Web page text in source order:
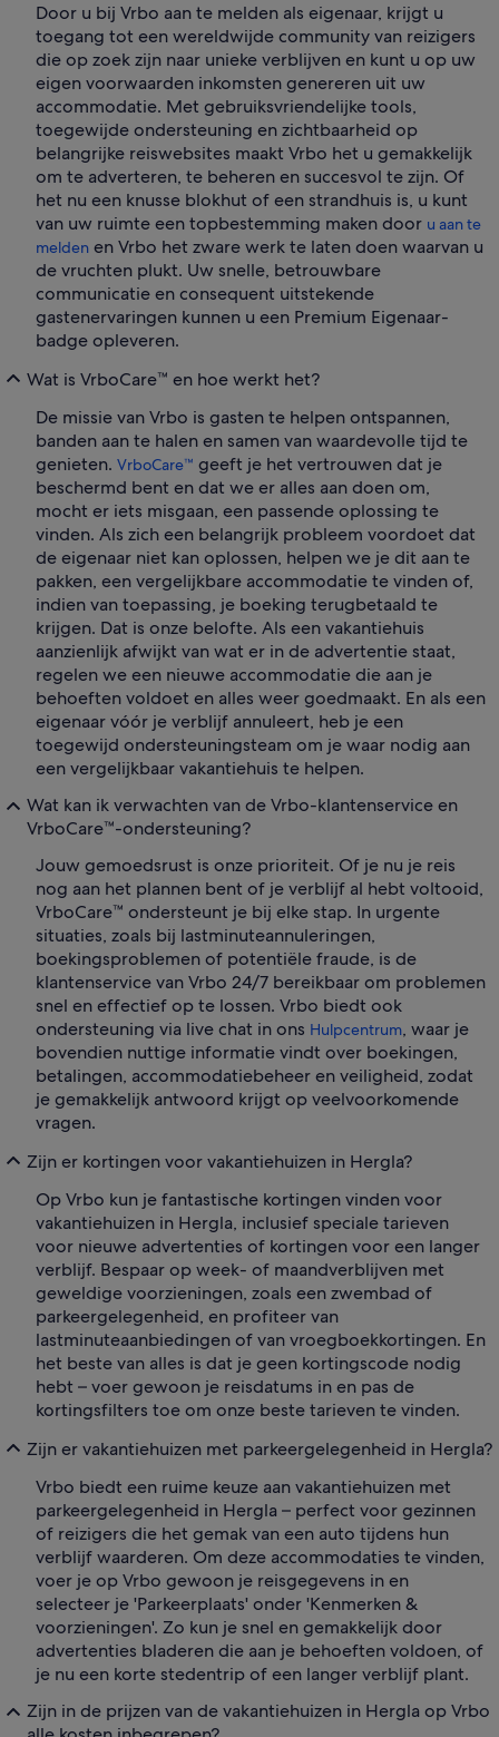
Door u bij Vrbo aan te melden als eigenaar, krijgt u
toegang tot een wereldwijde community van reizigers
die op zoek zijn naar unieke verblijven en kunt u op uw
eigen voorwaarden inkomsten genereren uit uw
accommodatie. Met gebruiksvriendelijke tools,
toegewijde ondersteuning en zichtbaarheid op
belangrijke reiswebsites maakt Vrbo het u gemakkelijk
om te adverteren, te beheren en succesvol te zijn. Of
het nu een knusse blokhut of een strandhuis is, u kunt
van uw ruimte een topbestemming maken door u aan te
melden en Vrbo het zware werk te laten doen waarvan u
de vruchten plukt. Uw snelle, betrouwbare
communicatie en consequent uitstekende
gastenervaringen kunnen u een Premium Eigenaar-
badge opleveren.
Wat is VrboCare™ en hoe werkt het?
De missie van Vrbo is gasten te helpen ontspannen,
banden aan te halen en samen van waardevolle tijd te
genieten. VrboCare™ geeft je het vertrouwen dat je
beschermd bent en dat we er alles aan doen om,
mocht er iets misgaan, een passende oplossing te
vinden. Als zich een belangrijk probleem voordoet dat
de eigenaar niet kan oplossen, helpen we je dit aan te
pakken, een vergelijkbare accommodatie te vinden of,
indien van toepassing, je boeking terugbetaald te
krijgen. Dat is onze belofte. Als een vakantiehuis
aanzienlijk afwijkt van wat er in de advertentie staat,
regelen we een nieuwe accommodatie die aan je
behoeften voldoet en alles weer goedmaakt. En als een
eigenaar vóór je verblijf annuleert, heb je een
toegewijd ondersteuningsteam om je waar nodig aan
een vergelijkbaar vakantiehuis te helpen.
Wat kan ik verwachten van de Vrbo-klantenservice en
VrboCare™-ondersteuning?
Jouw gemoedsrust is onze prioriteit. Of je nu je reis
nog aan het plannen bent of je verblijf al hebt voltooid,
VrboCare™ ondersteunt je bij elke stap. In urgente
situaties, zoals bij lastminuteannuleringen,
boekingsproblemen of potentiële fraude, is de
klantenservice van Vrbo 24/7 bereikbaar om problemen
snel en effectief op te lossen. Vrbo biedt ook
ondersteuning via live chat in ons Hulpcentrum, waar je
bovendien nuttige informatie vindt over boekingen,
betalingen, accommodatiebeheer en veiligheid, zodat
je gemakkelijk antwoord krijgt op veelvoorkomende
vragen.
Zijn er kortingen voor vakantiehuizen in Hergla?
Op Vrbo kun je fantastische kortingen vinden voor
vakantiehuizen in Hergla, inclusief speciale tarieven
voor nieuwe advertenties of kortingen voor een langer
verblijf. Bespaar op week- of maandverblijven met
geweldige voorzieningen, zoals een zwembad of
parkeergelegenheid, en profiteer van
lastminuteaanbiedingen of van vroegboekkortingen. En
het beste van alles is dat je geen kortingscode nodig
hebt – voer gewoon je reisdatums in en pas de
kortingsfilters toe om onze beste tarieven te vinden.
Zijn er vakantiehuizen met parkeergelegenheid in Hergla?
Vrbo biedt een ruime keuze aan vakantiehuizen met
parkeergelegenheid in Hergla – perfect voor gezinnen
of reizigers die het gemak van een auto tijdens hun
verblijf waarderen. Om deze accommodaties te vinden,
voer je op Vrbo gewoon je reisgegevens in en
selecteer je 'Parkeerplaats' onder 'Kenmerken &
voorzieningen'. Zo kun je snel en gemakkelijk door
advertenties bladeren die aan je behoeften voldoen, of
je nu een korte stedentrip of een langer verblijf plant.
Zijn in de prijzen van de vakantiehuizen in Hergla op Vrbo